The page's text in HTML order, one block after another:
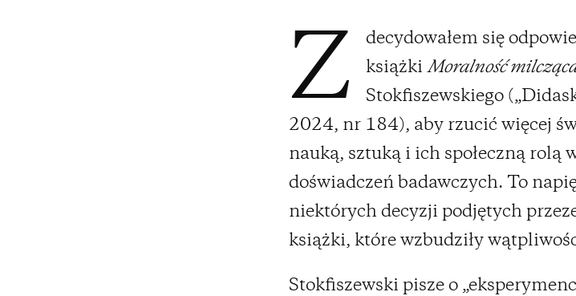
Z
decydowałem się
książkiMoralność
Stokfiszewskiego
2024, nr 184), aby rzucić więcej
nauką, sztuką i ich społeczną rolą
doświadczeń badawczych. To
niektórych decyzji podjętych
książki, które wzbudziły
Stokfiszewski pisze o